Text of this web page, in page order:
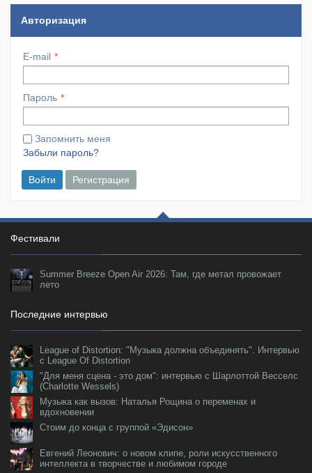
Авторизация
E-mail
Пароль
Запомнить меня
Забыли пароль?
Войти Регистрация
Фестивали
Summer Breeze Open Air 2026: Там, где метал провожает
лето
Последние интервью
League of Distortion: "Музыка должна объединять". Интервью
с League Of Distortion
"Для меня сцена - это дом": интервью с Шарлоттой Весселс
(Charlotte Wessels)
Музыка как вызов: Наталья Рощина о переменах и
вдохновении
Стоим до конца с группой «Эдисон»
Евгений Леонович: о новом клипе, роли искусственного
интеллекта в творчестве и любимом городе